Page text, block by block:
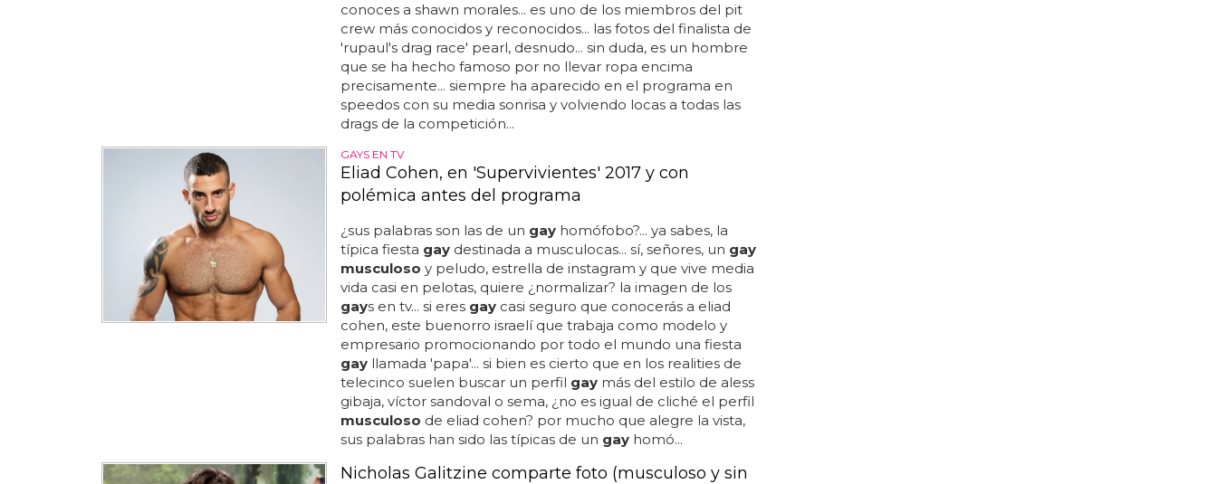
conoces a shawn morales... es uno de los miembros del pit
crew más conocidos y reconocidos... las fotos del finalista de
'rupaul's drag race' pearl, desnudo... sin duda, es un hombre
que se ha hecho famoso por no llevar ropa encima
precisamente... siempre ha aparecido en el programa en
speedos con su media sonrisa y volviendo locas a todas las
drags de la competición...
GAYS EN TV
Eliad Cohen, en 'Supervivientes' 2017 y con
polémica antes del programa
¿sus palabras son las de un gayhomófobo?... ya sabes, la
típica fiesta gaydestinada a musculocas... sí, señores, un gay
musculoso y peludo, estrella de instagram y que vive media
vida casi en pelotas, quiere ¿normalizar? la imagen de los
gays en tv... si eres gaycasi seguro que conocerás a eliad
cohen, este buenorro israelí que trabaja como modelo y
empresario promocionando por todo el mundo una fiesta
gayllamada 'papa'... si bien es cierto que en los realities de
telecinco suelen buscar un perfil gaymás del estilo de aless
gibaja, víctor sandoval o sema, ¿no es igual de cliché el perfil
musculoso de eliad cohen? por mucho que alegre la vista,
sus palabras han sido las típicas de un gayhomó...
Nicholas Galitzine comparte foto (musculoso y sin